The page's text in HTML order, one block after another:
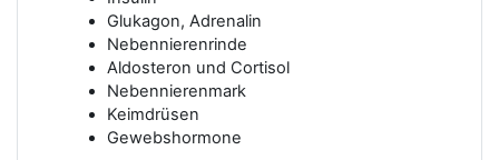
Glukagon, Adrenalin
Nebennierenrinde
Aldosteron und Cortisol
Nebennierenmark
Keimdrüsen
Gewebshormone